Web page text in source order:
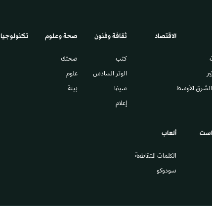
الأوسط
الاقتصاد ثقافة وفنون
كتب
الوتر السادس​
سينما
إعلام
صحة وعلوم
صحتك
علوم
بيئة
تكنولوجيا
ألعاب
الكلمات المتقاطعة
سودوكو